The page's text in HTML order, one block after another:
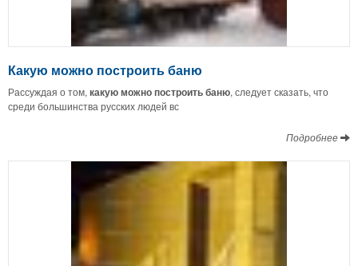
Какую можно построить баню
Рассуждая о том, какую можно построить баню, следует сказать, что
среди большинства русских людей вс
Подробнее